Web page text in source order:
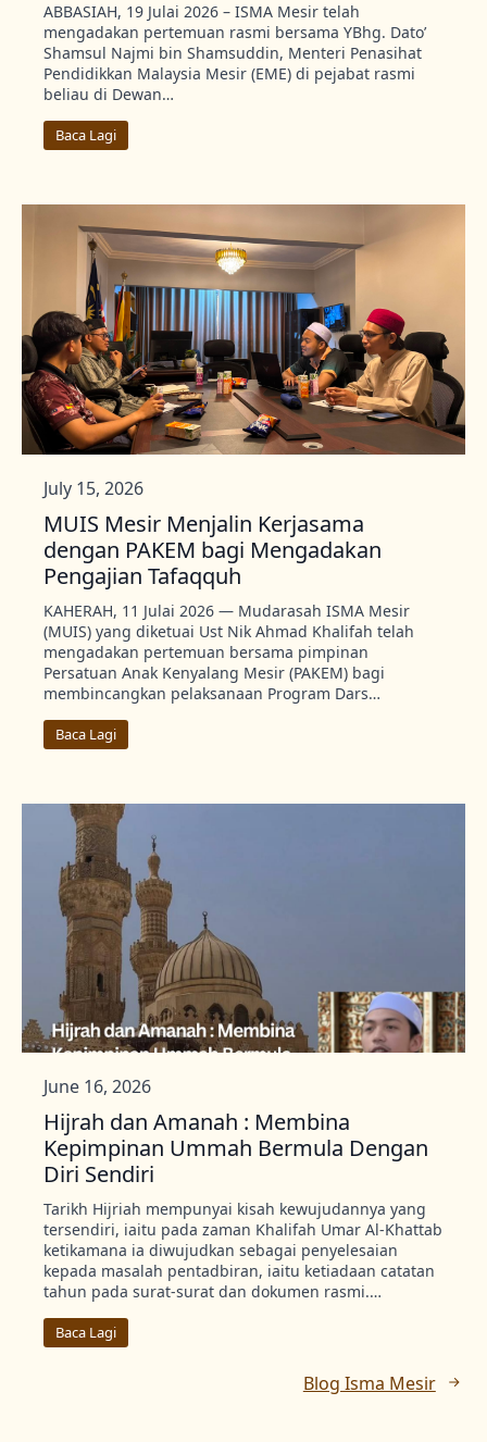
ABBASIAH, 19 Julai 2026 – ISMA Mesir telah
mengadakan pertemuan rasmi bersama YBhg. Dato’
Shamsul Najmi bin Shamsuddin, Menteri Penasihat
Pendidikkan Malaysia Mesir (EME) di pejabat rasmi
beliau di Dewan…
Baca Lagi
MUIS Mesir Menjalin Kerjasama
dengan PAKEM bagi Mengadakan
Pengajian Tafaqquh
July 15, 2026
KAHERAH, 11 Julai 2026 — Mudarasah ISMA Mesir
(MUIS) yang diketuai Ust Nik Ahmad Khalifah telah
mengadakan pertemuan bersama pimpinan
Persatuan Anak Kenyalang Mesir (PAKEM) bagi
membincangkan pelaksanaan Program Dars…
Baca Lagi
Hijrah dan Amanah : Membina
Kepimpinan Ummah Bermula Dengan
Diri Sendiri
June 16, 2026
Tarikh Hijriah mempunyai kisah kewujudannya yang
tersendiri, iaitu pada zaman Khalifah Umar Al-Khattab
ketikamana ia diwujudkan sebagai penyelesaian
kepada masalah pentadbiran, iaitu ketiadaan catatan
tahun pada surat-surat dan dokumen rasmi.…
Baca Lagi
Blog Isma Mesir